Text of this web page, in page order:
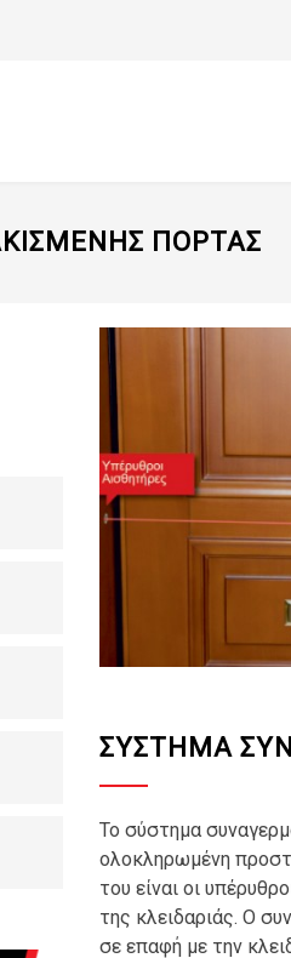
ΠΟΡΤΑΣ
ΣΥΣΤΗΜΑ
Το σύστημα
ολοκληρωμένη
του είναι οι
της κλειδαριάς. Ο
σε επαφή με την